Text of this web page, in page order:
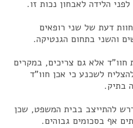
הלידה לאבחון נכות זו.
דעת של שני רופאים
והשני בתחום הגנטיקה.
חוו"ד אלא גם צריכים, במקרים
לשכנע כי אכן חוו"ד
בתיק.
להתייצב בבית המשפט, שכן
אף בסכומים גבוהים.